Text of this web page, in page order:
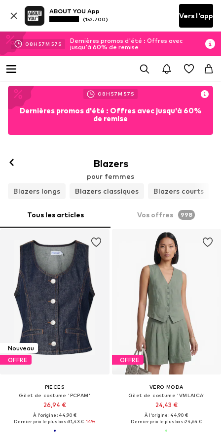
ABOUT YOU App
(152.700) Vers l'app
08H 57M 55 S
Dernières promos d'été : Offres avec
jusqu'à 60% de remise
08H 57M 55 S
Dernières promos d'été : Offres avec jusqu'à 60%
de remise
Blazers
pour femmes
Blazers longs
Blazers classiques Blazers courts
Tous les articles Vos offres 998
Nouveau
OFFRE
PIECES
Gilet de costume 'PCPAM'
26,94 €
À l'origine : 44,90 €
Dernier prix le plus bas :31,43 €-14%
OFFRE
VERO MODA
Gilet de costume 'VMLAICA'
24,43 €
À l'origine : 44,90 €
Dernier prix le plus bas :24,64 €